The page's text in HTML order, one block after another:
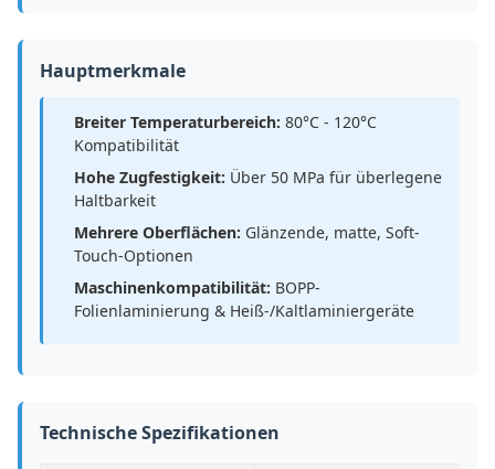
Hauptmerkmale
Breiter Temperaturbereich: 80°C - 120°C
Kompatibilität
Hohe Zugfestigkeit: Über 50 MPa für überlegene
Haltbarkeit
Mehrere Oberflächen: Glänzende, matte, Soft-
Touch-Optionen
Maschinenkompatibilität: BOPP-
Folienlaminierung & Heiß-/Kaltlaminiergeräte
Technische Spezifikationen